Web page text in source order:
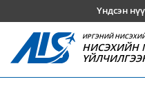
Үндсэн
ИРГЭНИЙ
НИСЭХИЙН